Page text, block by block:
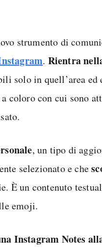
strumento di
. Rientra
solo in quell’area
coloro con cui sono
, un tipo di
selezionato e che
È un contenuto
emoji.
Instagram Notes